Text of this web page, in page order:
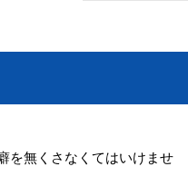
を無くさなくてはいけませ